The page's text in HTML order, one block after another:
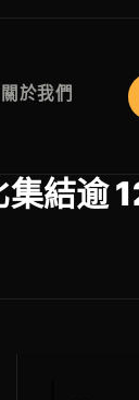
關於我們
集結逾